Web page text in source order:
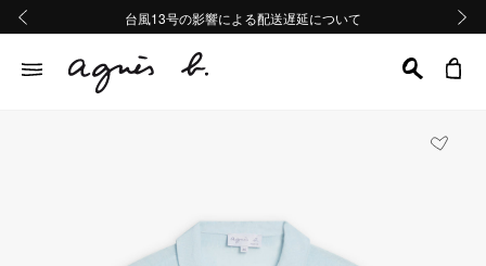
熊本地域地震の影響による配送遅延について
Summer Sale 2buy10%OFF!!
台風13号の影響による配送遅延について
熊本地域地震の影響による配送遅延について
Summer Sale 2buy10%OFF!!